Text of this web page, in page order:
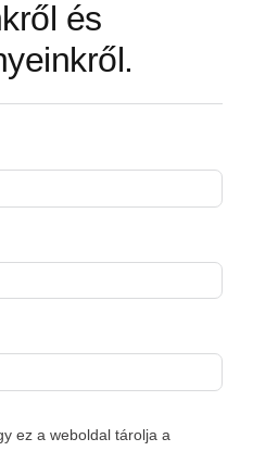
és
ez a weboldal tárolja a